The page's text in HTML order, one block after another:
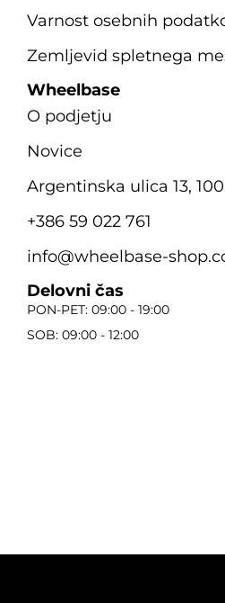
Varnost osebnih
Zemljevid spletnega
Wheelbase
O podjetju
Novice
Argentinska ulica 13,
+386 59 022 761
info@wheelbase-
Delovni čas
PON-PET: 09:00 - 19:00
SOB: 09:00 - 12:00